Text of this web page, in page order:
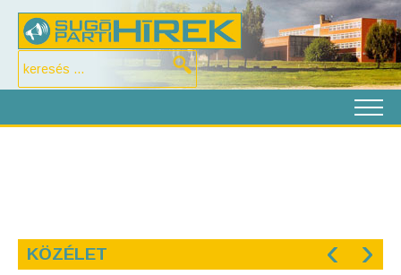
KÖZÉLET ‹ ›